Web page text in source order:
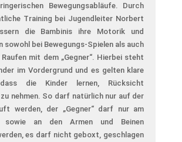
Bewegungsabläufe. Durch
Training bei Jugendleiter Norbert
die Bambinis ihre Motorik und
sowohl bei Bewegungs-Spielen als auch
mit dem „Gegner“. Hierbei steht
im Vordergrund und es gelten klare
die Kinder lernen, Rücksicht
nehmen. So darf natürlich nur auf der
werden, der „Gegner“ darf nur am
sowie an den Armen und Beinen
es darf nicht geboxt, geschlagen